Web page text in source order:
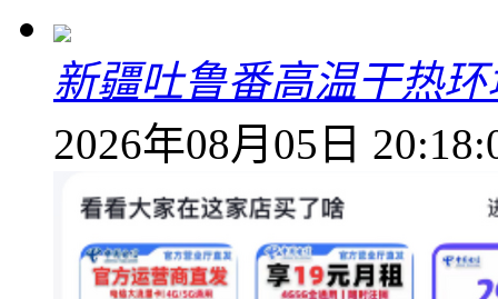
新疆吐鲁番高温干热
2026年08月05日